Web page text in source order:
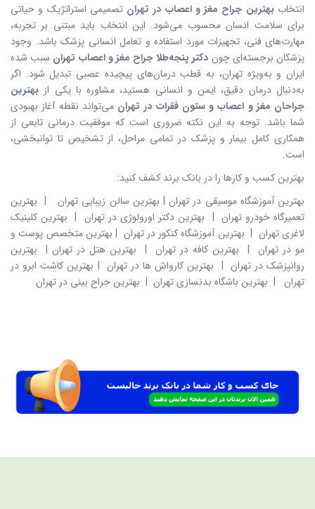
انتخاببهترین جراح مغز و اعصاب در تهران تصمیمی استراتژیک و حیاتی
برای سلامت انسان محسوب می‌شود. این انتخاب باید مبتنی بر تجربه،
مهارت‌های فنی، تجهیزات مورد استفاده و تعامل انسانی پزشک باشد. وجود
پزشکان برجسته‌ای چون دکتر پنجه‌طلا جراح مغز و اعصاب تهران سبب شده
ایران و به‌ویژه تهران، به قطب درمان‌های پیچیده عصبی تبدیل شود. اگر
به‌دنبال درمان دقیق، ایمن و انسانی هستید، مشاوره با یکی از بهترین
جراحان مغز و اعصاب و ستون فقرات در تهران می‌تواند نقطه آغاز بهبودی
شما باشد. توجه به این نکته ضروری است که موفقیت درمانی تابعی از
همکاری کامل بیمار و پزشک در تمامی مراحل، از تشخیص تا توانبخشی،
است.
بهترین کسب و کارها را در بانک برند کشف کنید:
بهترین آموزشگاه موسیقی در تهران| بهترین سالن زیبایی تهران | بهترین
تعمیرگاه خودرو تهران | بهترین دکتر اورولوژی در تهران | بهترین کلینیک
لاغری تهران | بهترین آموزشگاه کنکور در تهران | بهترین متخصص پوست و
مو در تهران | بهترین کافه در تهران | بهترین هتل در تهران | بهترین
روانپزشک در تهران | بهترین کارواش ها در تهران | بهترین کاشت ابرو در
تهران | بهترین باشگاه بدنسازی تهران | بهترین جراح بینی در تهران